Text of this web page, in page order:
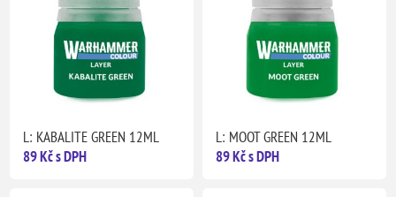
L: KABALITE GREEN 12ML
89 Kč s DPH
L: MOOT GREEN 12ML
89 Kč s DPH